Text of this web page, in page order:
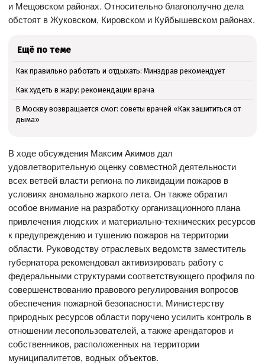
и Мещовском районах. Относительно благополучно дела
обстоят в Жуковском, Кировском и Куйбышевском районах.
Ещё по теме
Как правильно работать и отдыхать: Минздрав рекомендует
Как худеть в жару: рекомендации врача
В Москву возвращается смог: советы врачей «Как защититься от
дыма»
В ходе обсуждения Максим Акимов дал
удовлетворительную оценку совместной деятельности
всех ветвей власти региона по ликвидации пожаров в
условиях аномально жаркого лета. Он также обратил
особое внимание на разработку организационного плана
привлечения людских и материально-технических ресурсов
к предупреждению и тушению пожаров на территории
области. Руководству отраслевых ведомств заместитель
губернатора рекомендовал активизировать работу с
федеральными структурами соответствующего профиля по
совершенствованию правового регулирования вопросов
обеспечения пожарной безопасности. Министерству
природных ресурсов области поручено усилить контроль в
отношении лесопользователей, а также арендаторов и
собственников, расположенных на территории
муниципалитетов, водных объектов.